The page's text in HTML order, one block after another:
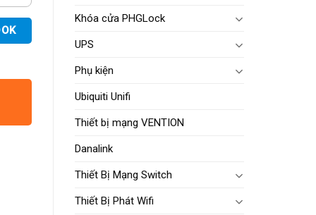
Khóa cửa PHGLock
UPS
Phụ kiện
Ubiquiti Unifi
Thiết bị mạng VENTION
Danalink
Thiết Bị Mạng Switch
Thiết Bị Phát Wifi